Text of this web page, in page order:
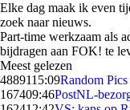
Elke dag maak ik even
zoek naar nieuws.
Part-time werkzaam als
bijdragen aan FOK! te
Meest gelezen
4889115:09Random
167409:46PostNL-